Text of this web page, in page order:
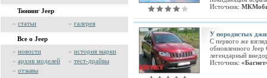
Тюнинг Jeep
» статьи » галерея
Все о Jeep
» новости » история марки
» архив моделей » тест-драйвы
» отзывы
Источник:
У породистых
С первого же
обновленного Jeep
легендарный
Источник: